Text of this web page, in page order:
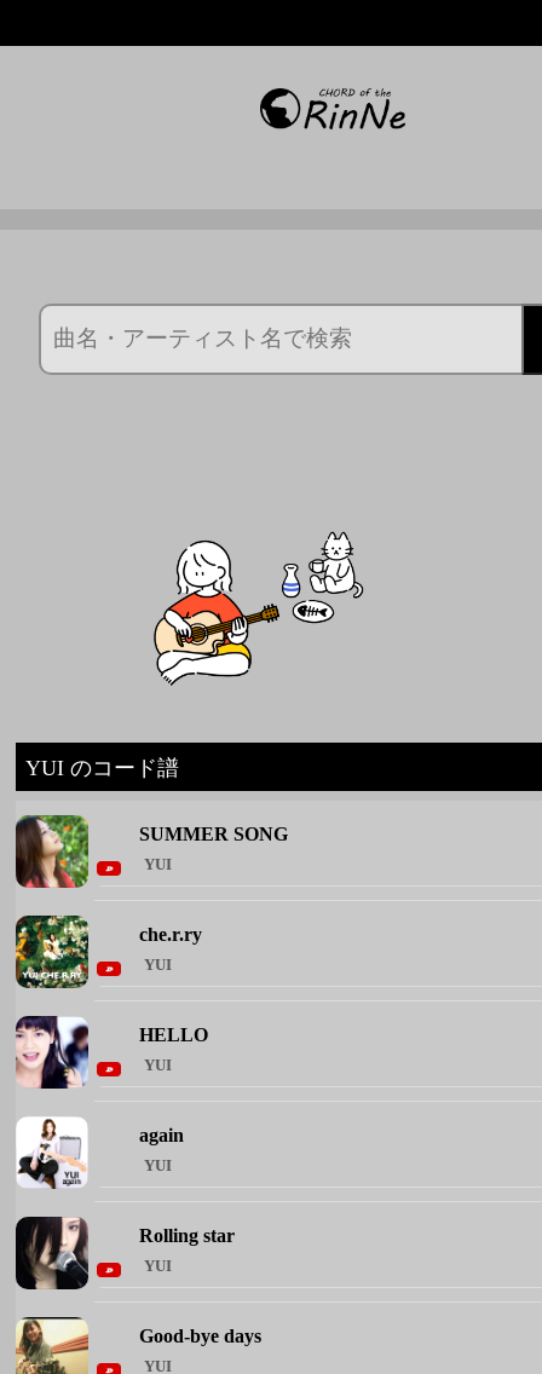
YUI のコード譜
SUMMER SONG
YUI
che.r.ry
YUI
HELLO
YUI
again
YUI
Rolling star
YUI
Good-bye days
YUI